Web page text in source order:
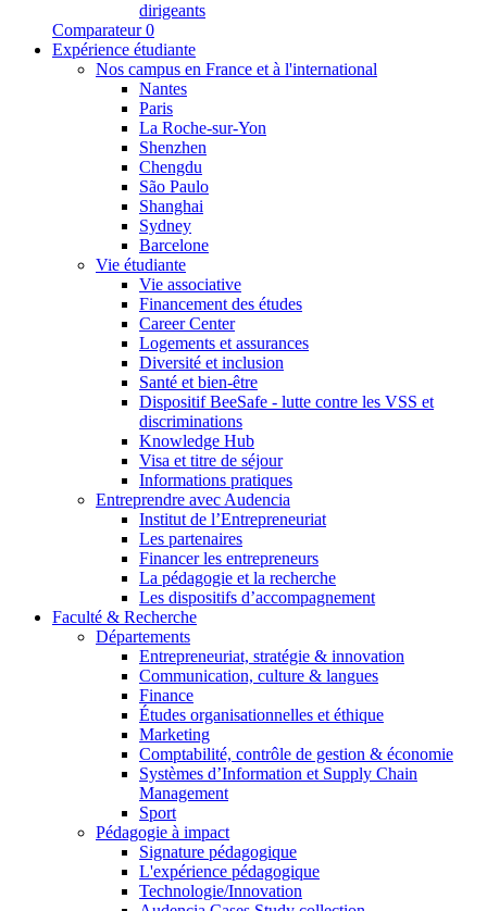
dirigeants
Comparateur 0
Expérience étudiante
Nos campus en France et à l'international
Nantes
Paris
La Roche-sur-Yon
Shenzhen
Chengdu
São Paulo
Shanghai
Sydney
Barcelone
Vie étudiante
Vie associative
Financement des études
Career Center
Logements et assurances
Diversité et inclusion
Santé et bien-être
Dispositif BeeSafe - lutte contre les VSS et
discriminations
Knowledge Hub
Visa et titre de séjour
Informations pratiques
Entreprendre avec Audencia
Institut de l’Entrepreneuriat
Les partenaires
Financer les entrepreneurs
La pédagogie et la recherche
Les dispositifs d’accompagnement
Faculté & Recherche
Départements
Entrepreneuriat, stratégie & innovation
Communication, culture & langues
Finance
Études organisationnelles et éthique
Marketing
Comptabilité, contrôle de gestion & économie
Systèmes d’Information et Supply Chain
Management
Sport
Pédagogie à impact
Signature pédagogique
L'expérience pédagogique
Technologie/Innovation